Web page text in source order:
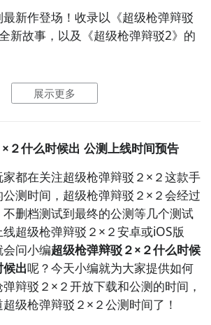
九游APP进行下载，九游APP提供
，
中输入超级枪弹辩驳２×２进行搜
专区中，如图所示：如图所示，这
游戏下载包，简简单单的两步你就
还有大量的安卓手机游戏攻略。
APP下载【高速下载】
最新作登场！收录以《超级枪弹辩驳
新故事，以及《超级枪弹辩驳2》的
×２图片欣赏：
展示更多
２什么时候出 公测上线时间预告
都在关注超级枪弹辩驳２×２这款手
测时间，超级枪弹辩驳２×２会经过
删档测试到最终的公测等几个测试
超级枪弹辩驳２×２安卓或iOS版
问小编超级枪弹辩驳２×２什么时候
出呢？今天小编就为大家提供如何
辩驳２×２开放下载和公测的时间，
级枪弹辩驳２×２公测时间了！